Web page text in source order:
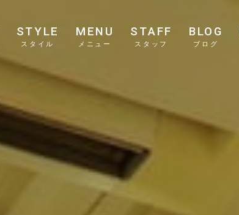
STYLE
スタイル
MENU
メニュー
STAFF
スタッフ
BLOG
ブログ